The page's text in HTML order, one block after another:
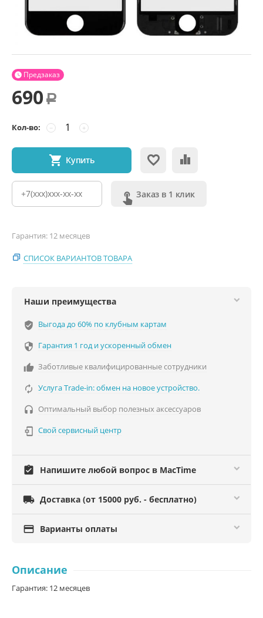
Предзаказ

690 Р
Кол-во: +
−
Купить
Заказ в 1 клик
Гарантия: 12 месяцев
СПИСОК ВАРИАНТОВ ТОВАРА
Наши преимущества
verified_user Выгода до 60% по клубным картам
 Гарантия 1 год и ускоренный обмен
 Заботливые квалифицированные сотрудники
 Услуга Trade-in: обмен на новое устройство.
 Оптимальный выбор полезных аксессуаров
 Свой сервисный центр
assignment_turned_in Напишите любой вопрос в MacTime
 Доставка (от 15000 руб. - бесплатно)
 Варианты оплаты
Описание
Гарантия: 12 месяцев